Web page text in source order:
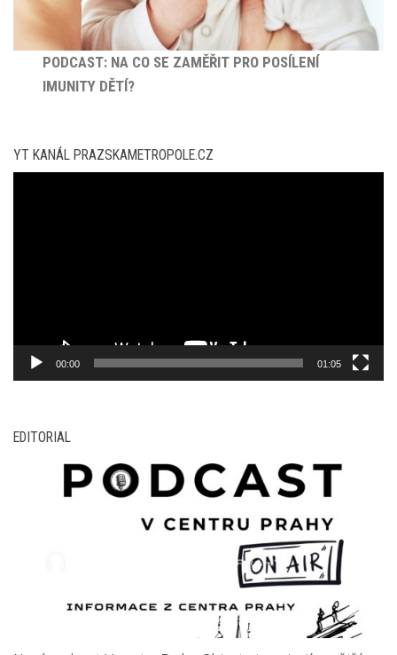
PODCAST: NA CO SE ZAMĚŘIT PRO POSÍLENÍ
IMUNITY DĚTÍ?
YT KANÁL PRAZSKAMETROPOLE.CZ
00:00 01:05
EDITORIAL